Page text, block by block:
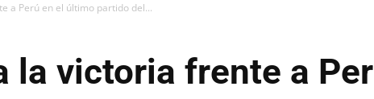
a Perú en el último partido del...
la victoria frente a